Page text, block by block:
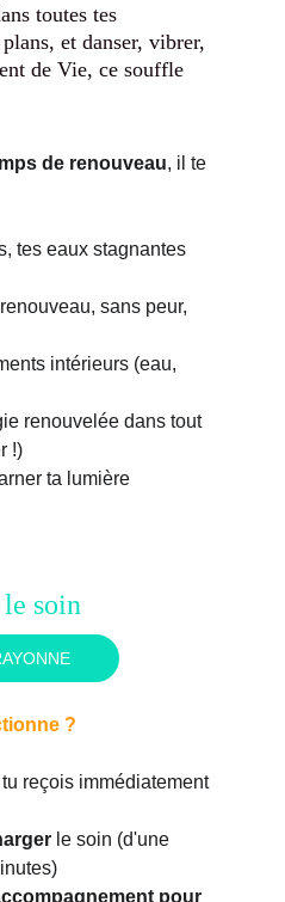
soin
toutes tes
et danser, vibrer,
de Vie, ce souffle
de renouveau, il te
tes eaux stagnantes
sans peur,
intérieurs (eau,
renouvelée dans tout
!)
ta lumière
?
reçois immédiatement
le soin (d'une
pour